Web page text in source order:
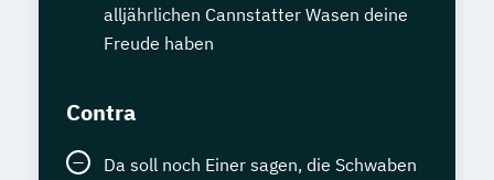
alljährlichen Cannstatter Wasen deine
Freude haben
Contra
Da soll noch Einer sagen, die Schwaben